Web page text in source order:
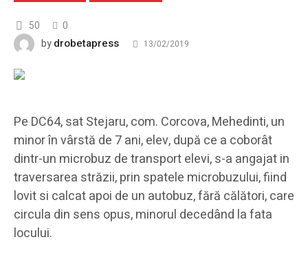
50
0
bydrobetapress 13/02/2019
Pe DC64, sat Stejaru, com. Corcova, Mehedinti, un
minor în vârstă de 7 ani, elev, după ce a coborât
dintr-un microbuz de transport elevi, s-a angajat in
traversarea străzii, prin spatele microbuzului, fiind
lovit si calcat apoi de un autobuz, fără călători, care
circula din sens opus, minorul decedând la fata
locului.